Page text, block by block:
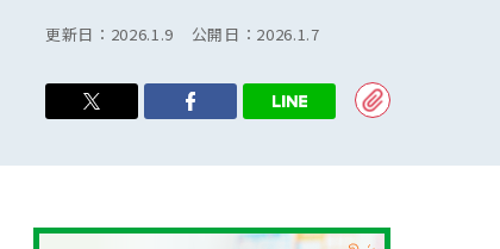
更新日： 2026.1.9 公開日： 2026.1.7